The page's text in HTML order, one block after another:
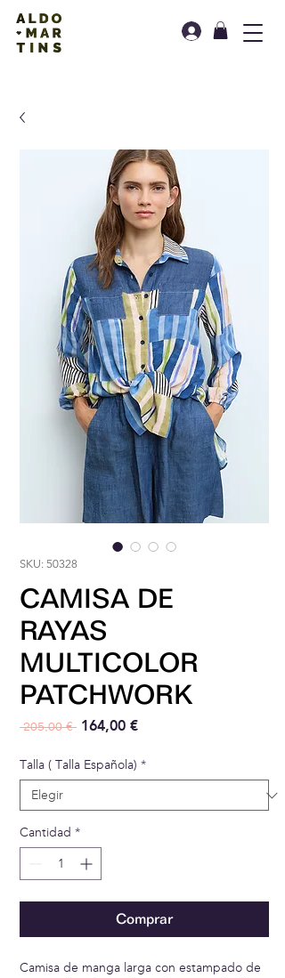
SKU: 50328
CAMISA DE
RAYAS
MULTICOLOR
PATCHWORK
205,00 € Precio
164,00 €Precio de oferta
Talla ( Talla Española) *
Cantidad *
Comprar
Camisa de manga larga con estampado de